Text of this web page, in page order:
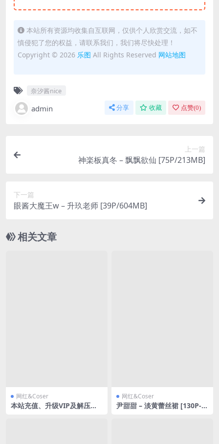
本站所有资源均收集自互联网，仅供个人欣赏交流，如不
慎侵犯了您的权益，请联系我们，我们将尽快处理！
Copyright © 2026 乐图 All Rights Reserved 网站地图
奈汐酱nice
admin 分享 收藏 点赞(0)
上一篇
神楽板真冬 – 飘飘欲仙 [75P/213MB]
下一篇
眼酱大魔王w – 升玖老师 [39P/604MB]
相关文章
网红&Coser
本站充值、升级VIP及解压教
网红&Coser
尹甜甜 – 淡黄蕾丝裙 [130P-6